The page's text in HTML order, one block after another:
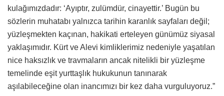
kulağımızdadır: ‘Ayıptır, zulümdür, cinayettir.’ Bugün bu
sözlerin muhatabı yalnızca tarihin karanlık sayfaları değil;
yüzleşmekten kaçınan, hakikati erteleyen günümüz siyasal
yaklaşımıdır. Kürt ve Alevi kimliklerimiz nedeniyle yaşatılan
nice haksızlık ve travmaların ancak nitelikli bir yüzleşme
temelinde eşit yurttaşlık hukukunun tanınarak
aşılabileceğine olan inancımızı bir kez daha vurguluyoruz.”